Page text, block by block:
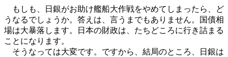
もしも、日銀がお助け艦船大作戦をやめてしまったら、ど
うなるでしょうか。答えは、言うまでもありません。国債相
場は大暴落します。日本の財政は、たちどころに行き詰まる
ことになります。
そうなっては大変です。ですから、結局のところ、日銀は